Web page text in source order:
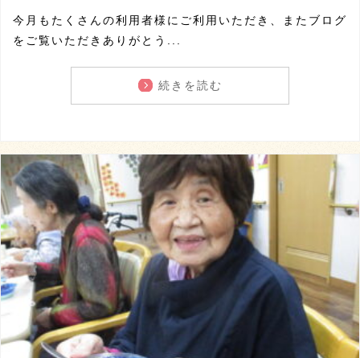
今月もたくさんの利用者様にご利用いただき、またブログ
をご覧いただきありがとう...
続きを読む